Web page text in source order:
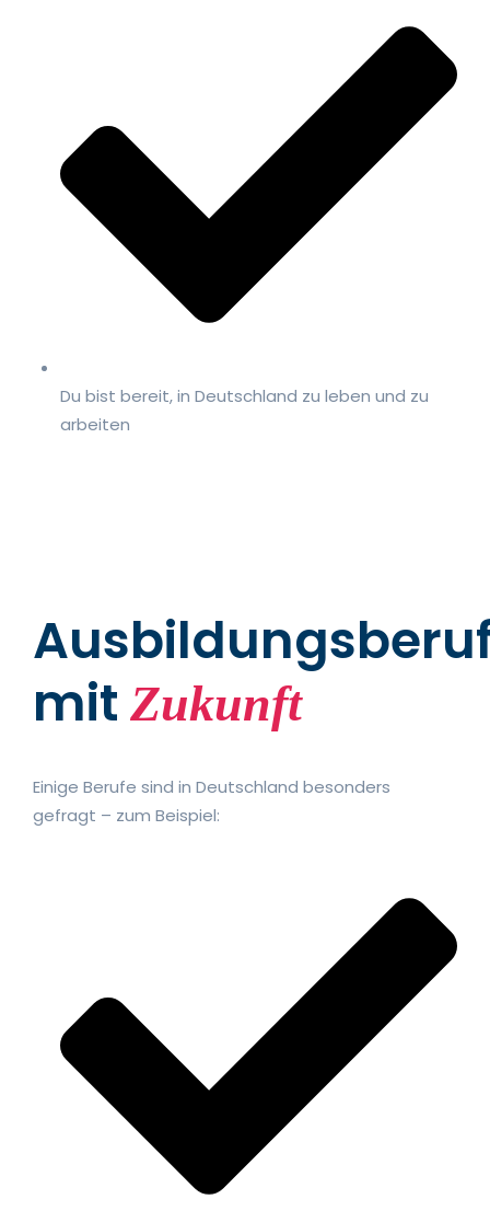
Du bist bereit, in Deutschland zu leben und zu
arbeiten
mit Zukunft
Einige Berufe sind in Deutschland besonders
gefragt – zum Beispiel: